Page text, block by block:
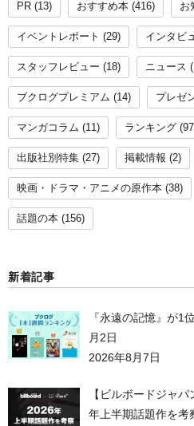
PR (13) おすすめ本 (416) お
イベントレポート (29) インタビ
スタッフレビュー (18) ニュース
ブクログプレミアム (14) プレゼ
マンガコラム (11) ランキング
出版社別特集 (27) 掲載情報 (2)
映画・ドラマ・アニメの原作本 (38)
話題の本 (156)
新着記事
『永遠の記憶』が1
月2日
2026年8月7日
【ビルボードジャ
年上半期話題作を考